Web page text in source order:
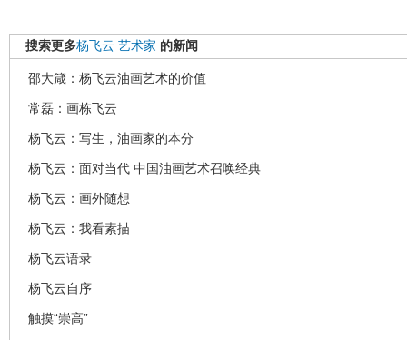
搜索更多杨飞云 艺术家 的新闻
邵大箴：杨飞云油画艺术的价值
常磊：画栋飞云
杨飞云：写生，油画家的本分
杨飞云：面对当代 中国油画艺术召唤经典
杨飞云：画外随想
杨飞云：我看素描
杨飞云语录
杨飞云自序
触摸“崇高”